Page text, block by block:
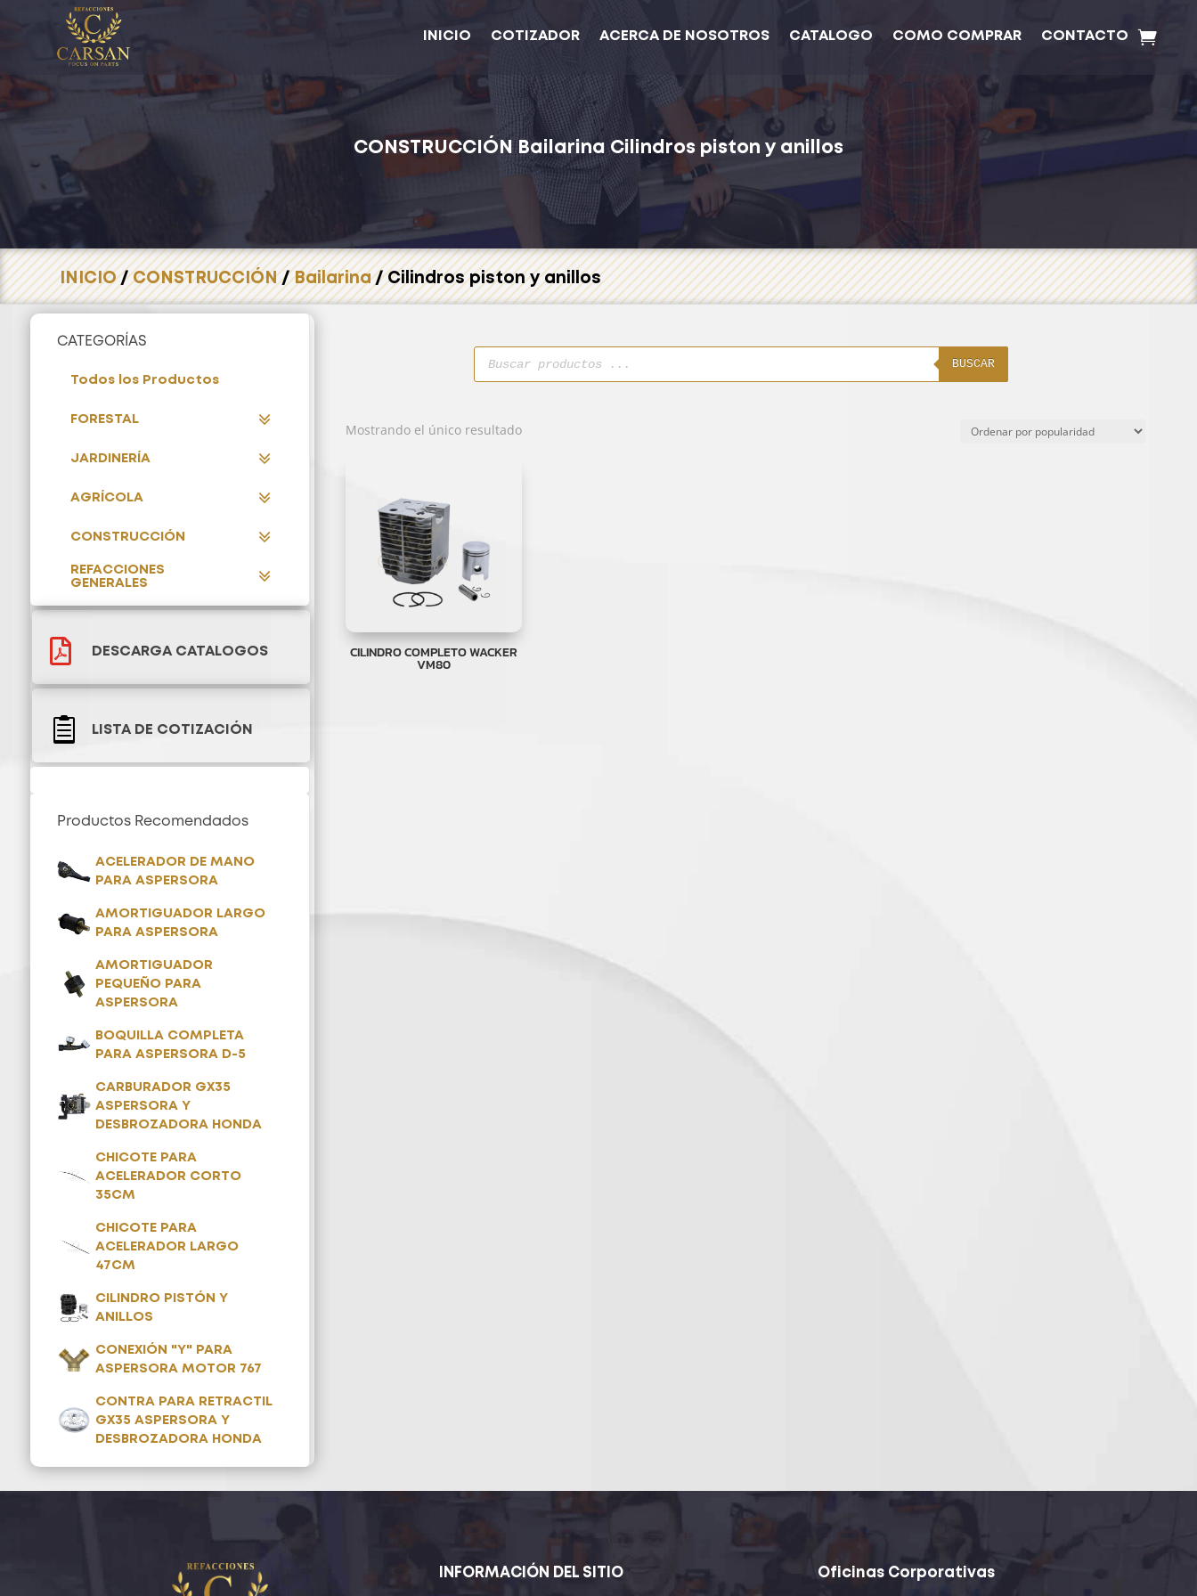
INICIO COTIZADOR ACERCA DE NOSOTROS CATALOGO COMO COMPRAR CONTACTO
CONSTRUCCIÓN BailarinaCilindros piston y anillos
INICIO/CONSTRUCCIÓN/Bailarina/ Cilindros piston y anillos
CATEGORÍAS
Todos los Productos
FORESTAL
JARDINERÍA
AGRÍCOLA
CONSTRUCCIÓN
REFACCIONES
GENERALES
 DESCARGA CATALOGOS
 LISTA DE COTIZACIÓN
Productos Recomendados
ACELERADOR DE MANO
PARA ASPERSORA
AMORTIGUADOR LARGO
PARA ASPERSORA
AMORTIGUADOR
PEQUEÑO PARA
ASPERSORA
BOQUILLA COMPLETA
PARA ASPERSORA D-5
CARBURADOR GX35
ASPERSORA Y
DESBROZADORA HONDA
CHICOTE PARA
ACELERADOR CORTO
35CM
CHICOTE PARA
ACELERADOR LARGO
47CM
CILINDRO PISTÓN Y
ANILLOS
CONEXIÓN "Y" PARA
ASPERSORA MOTOR 767
CONTRA PARA RETRACTIL
GX35 ASPERSORA Y
DESBROZADORA HONDA
Búsqueda
productos
BUSCAR
Mostrando el único resultado
CILINDRO COMPLETO WACKER
VM80
INFORMACIÓN DEL SITIO Oficinas Corporativas